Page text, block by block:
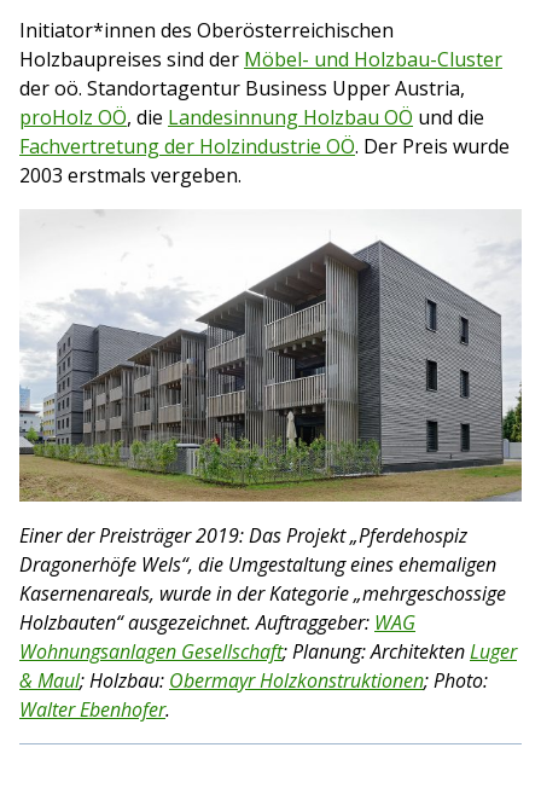
Initiator*innen des Oberösterreichischen
Holzbaupreises sind der Möbel- und Holzbau-Cluster
der oö. Standortagentur Business Upper Austria,
proHolz OÖ, die Landesinnung Holzbau OÖ und die
Fachvertretung der Holzindustrie OÖ. Der Preis wurde
2003 erstmals vergeben.
Einer der Preisträger 2019: Das Projekt „Pferdehospiz
Dragonerhöfe Wels“, die Umgestaltung eines ehemaligen
Kasernenareals, wurde in der Kategorie „mehrgeschossige
Holzbauten“ ausgezeichnet. Auftraggeber: WAG
Wohnungsanlagen Gesellschaft; Planung: ArchitektenLuger
& Maul; Holzbau: Obermayr Holzkonstruktionen; Photo:
Walter Ebenhofer.